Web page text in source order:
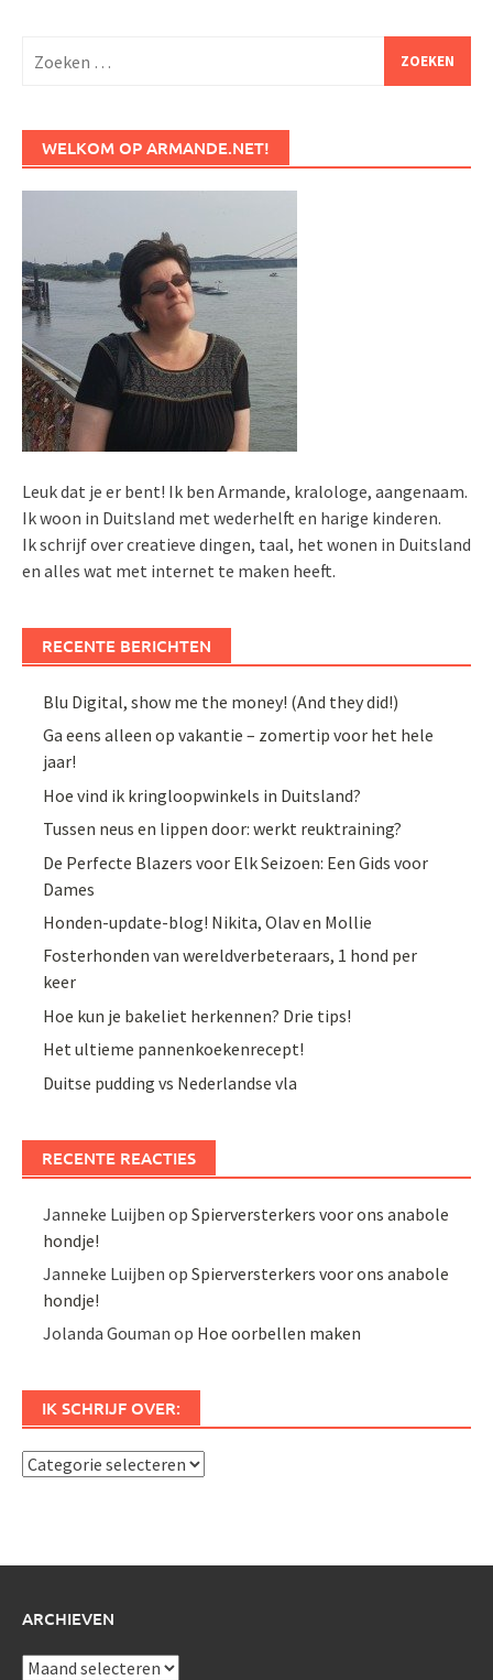
naar:
WELKOM OP ARMANDE.NET!
Leuk dat je er bent! Ik ben Armande, kralologe, aangenaam.
Ik woon in Duitsland met wederhelft en harige kinderen.
Ik schrijf over creatieve dingen, taal, het wonen in Duitsland
en alles wat met internet te maken heeft.
RECENTE BERICHTEN
Blu Digital, show me the money! (And they did!)
Ga eens alleen op vakantie – zomertip voor het hele
jaar!
Hoe vind ik kringloopwinkels in Duitsland?
Tussen neus en lippen door: werkt reuktraining?
De Perfecte Blazers voor Elk Seizoen: Een Gids voor
Dames
Honden-update-blog! Nikita, Olav en Mollie
Fosterhonden van wereldverbeteraars, 1 hond per
keer
Hoe kun je bakeliet herkennen? Drie tips!
Het ultieme pannenkoekenrecept!
Duitse pudding vs Nederlandse vla
RECENTE REACTIES
Janneke Luijben opSpierversterkers voor ons anabole
hondje!
Janneke Luijben opSpierversterkers voor ons anabole
hondje!
Jolanda Gouman op Hoe oorbellen maken
IK SCHRIJF OVER:
Ik
ARCHIEVEN
Archieven